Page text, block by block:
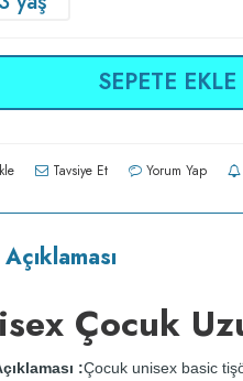
SEPETE EKLE
Tavsiye Et Yorum Yap
Çocuk
:Çocuk unisex basic